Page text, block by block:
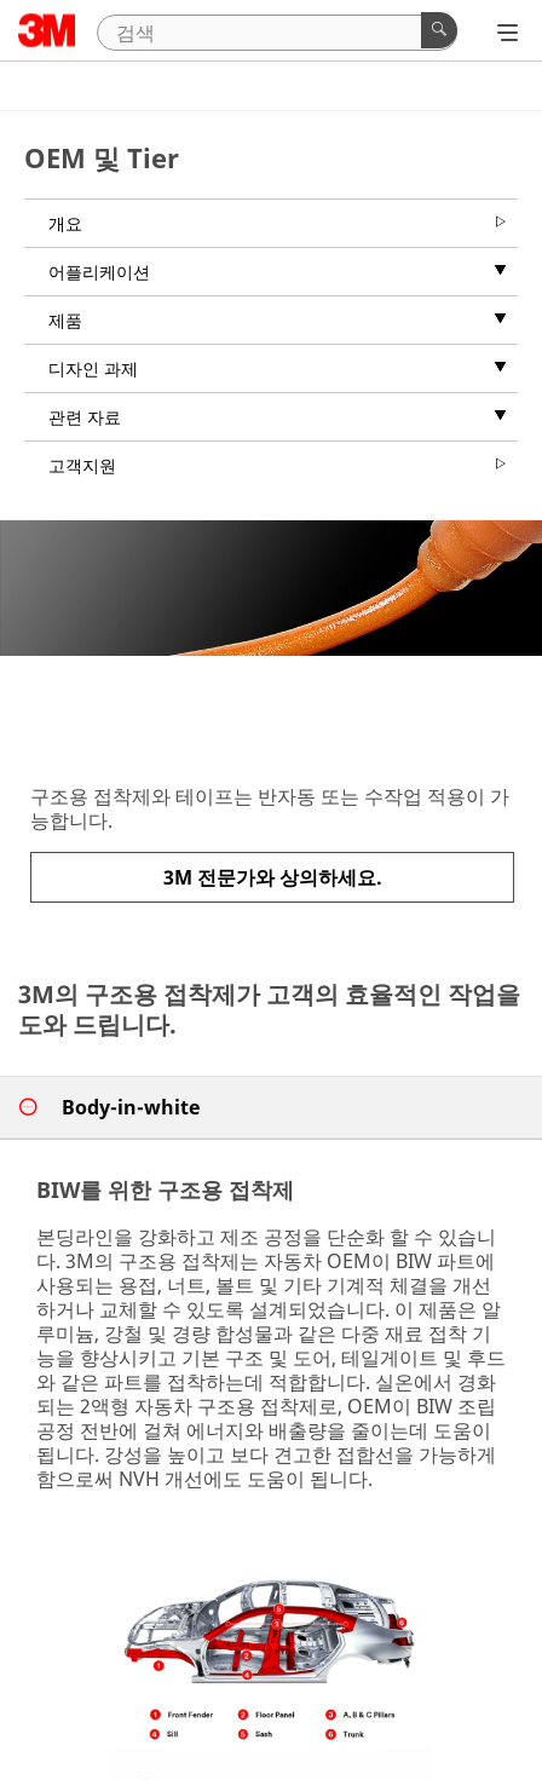
OEM 및 Tier
개요
어플리케이션
제품
디자인 과제
관련 자료
고객지원
구조용 접착제와 테이프는 반자동 또는 수작업 적용이 가
능합니다.
3M 전문가와 상의하세요.
3M의 구조용 접착제가 고객의 효율적인 작업을
도와 드립니다.
Body-in-white
BIW를 위한 구조용 접착제
본딩라인을 강화하고 제조 공정을 단순화 할 수 있습니
다. 3M의 구조용 접착제는 자동차 OEM이 BIW 파트에
사용되는 용접, 너트, 볼트 및 기타 기계적 체결을 개선
하거나 교체할 수 있도록 설계되었습니다. 이 제품은 알
루미늄, 강철 및 경량 합성물과 같은 다중 재료 접착 기
능을 향상시키고 기본 구조 및 도어, 테일게이트 및 후드
와 같은 파트를 접착하는데 적합합니다. 실온에서 경화
되는 2액형 자동차 구조용 접착제로, OEM이 BIW 조립
공정 전반에 걸쳐 에너지와 배출량을 줄이는데 도움이
됩니다. 강성을 높이고 보다 견고한 접합선을 가능하게
함으로써 NVH 개선에도 도움이 됩니다.